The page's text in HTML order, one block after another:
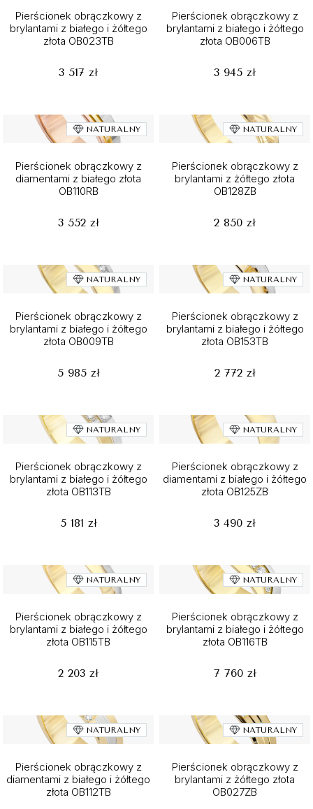
Pierścionek obrączkowy z
brylantami z białego i żółtego
złota OB023TB
3 517 zł
Pierścionek obrączkowy z
brylantami z białego i żółtego
złota OB006TB
3 945 zł
NATURALNY
Pierścionek obrączkowy z
diamentami z białego złota
OB110RB
3 552 zł
NATURALNY
Pierścionek obrączkowy z
brylantami z żółtego złota
OB128ZB
2 850 zł
NATURALNY
Pierścionek obrączkowy z
brylantami z białego i żółtego
złota OB009TB
5 985 zł
NATURALNY
Pierścionek obrączkowy z
brylantami z białego i żółtego
złota OB153TB
2 772 zł
NATURALNY
Pierścionek obrączkowy z
brylantami z białego i żółtego
złota OB113TB
5 181 zł
NATURALNY
Pierścionek obrączkowy z
diamentami z białego i żółtego
złota OB125ZB
3 490 zł
NATURALNY
Pierścionek obrączkowy z
brylantami z białego i żółtego
złota OB115TB
2 203 zł
NATURALNY
Pierścionek obrączkowy z
brylantami z białego i żółtego
złota OB116TB
7 760 zł
NATURALNY
Pierścionek obrączkowy z
diamentami z białego i żółtego
złota OB112TB
NATURALNY
Pierścionek obrączkowy z
brylantami z żółtego złota
OB027ZB